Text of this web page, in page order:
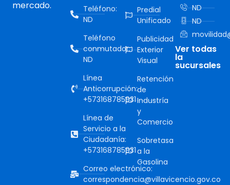
mercado.
Teléfono:
ND
Teléfono
conmutador:
ND
Línea
Anticorrupción:
+573168785931
Línea de
Servicio a la
Ciudadanía:
+573168785931
Correo electrónico:
correspondencia@villavicencio.gov.co
Predial
Unificado
Publicidad
Exterior
Visual
Retención
de
Industría
y
Comercio
Sobretasa
a la
Gasolina
ND
ND
Ver todas
la
sucursales